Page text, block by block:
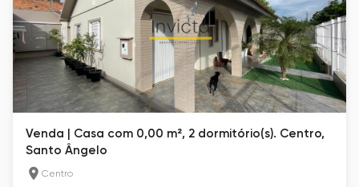
Venda | Casa com 0,00 m², 2 dormitório(s). Centro,
Santo Ângelo
Centro